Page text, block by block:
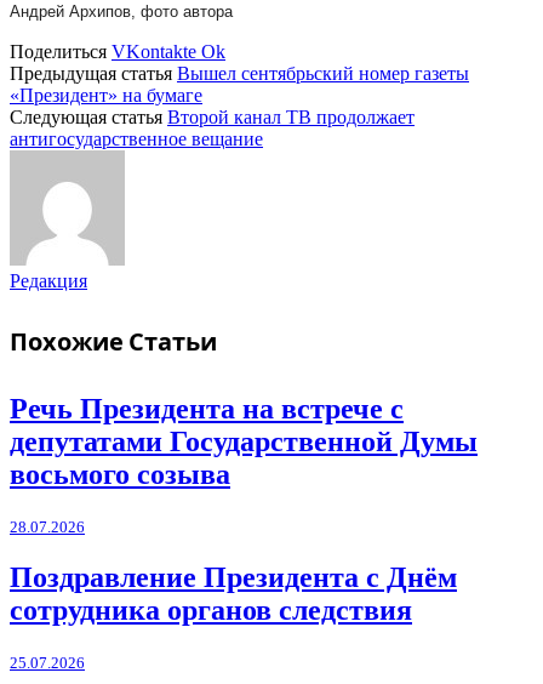
Андрей Архипов, фото автора
Поделиться VKontakte Ok
Предыдущая статья Вышел сентябрьский номер газеты
«Президент» на бумаге
Следующая статья Второй канал ТВ продолжает
антигосударственное вещание
Редакция
Похожие Статьи
Речь Президента на встрече с
депутатами Государственной Думы
восьмого созыва
28.07.2026
Поздравление Президента с Днём
сотрудника органов следствия
25.07.2026